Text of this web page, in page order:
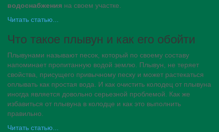
водоснабжения на своем участке.
Читать статью...
Что такое плывун и как его обойти
Плывунами называют песок, который по своему составу
напоминает пропитанную водой землю. Плывун, не теряет
свойства, присущего привычному песку и может растекаться
оплывать как простая вода. И как очистить колодец от плывуна
иногда является довольно серьезной проблемой. Как же
избавиться от плывуна в колодце и как это выполнить
правильно.
Читать статью...